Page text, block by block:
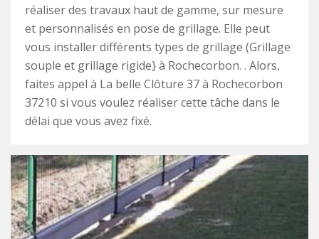
réaliser des travaux haut de gamme, sur mesure
et personnalisés en pose de grillage. Elle peut
vous installer différents types de grillage (Grillage
souple et grillage rigide} à Rochecorbon. . Alors,
faites appel à La belle Clôture 37 à Rochecorbon
37210 si vous voulez réaliser cette tâche dans le
délai que vous avez fixé.